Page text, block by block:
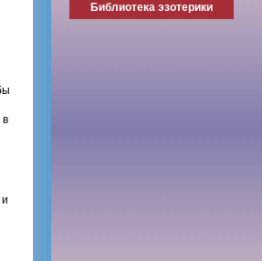
в
Библиотека эзотерики